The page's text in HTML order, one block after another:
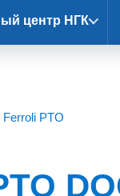
центр НГК
Ferroli PTO